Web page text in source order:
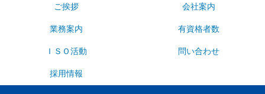
ご挨拶 会社案内
業務案内 有資格者数
ＩＳＯ活動 問い合わせ
採用情報